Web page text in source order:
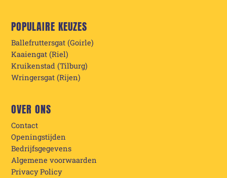
POPULAIRE KEUZES
Ballefruttersgat (Goirle)
Kaaiengat (Riel)
Kruikenstad (Tilburg)
Wringersgat (Rijen)
OVER ONS
Contact
Openingstijden
Bedrijfsgegevens
Algemene voorwaarden
Privacy Policy